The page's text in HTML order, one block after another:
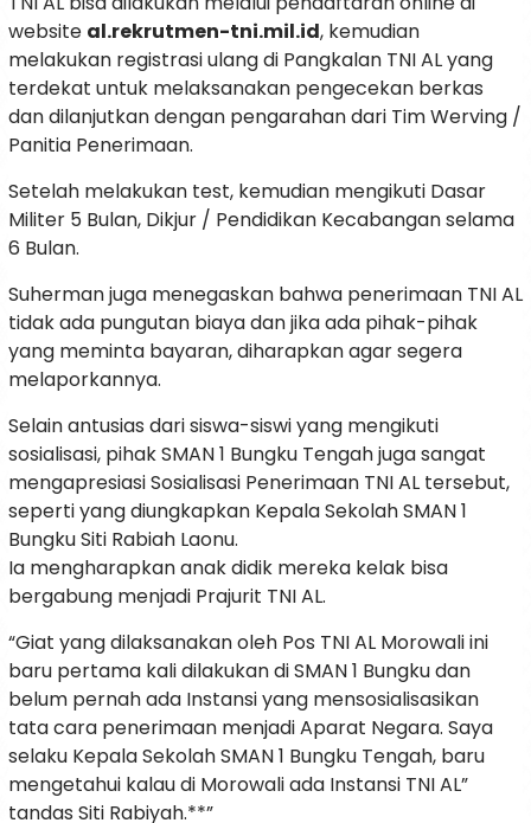
website al.rekrutmen-tni.mil.id, kemudian
melakukan registrasi ulang di Pangkalan TNI AL yang
terdekat untuk melaksanakan pengecekan berkas
dan dilanjutkan dengan pengarahan dari Tim Werving /
Panitia Penerimaan.
Setelah melakukan test, kemudian mengikuti Dasar
Militer 5 Bulan, Dikjur / Pendidikan Kecabangan selama
6 Bulan.
Suherman juga menegaskan bahwa penerimaan TNI AL
tidak ada pungutan biaya dan jika ada pihak-pihak
yang meminta bayaran, diharapkan agar segera
melaporkannya.
Selain antusias dari siswa-siswi yang mengikuti
sosialisasi, pihak SMAN 1 Bungku Tengah juga sangat
mengapresiasi Sosialisasi Penerimaan TNI AL tersebut,
seperti yang diungkapkan Kepala Sekolah SMAN 1
Bungku Siti Rabiah Laonu.
Ia mengharapkan anak didik mereka kelak bisa
bergabung menjadi Prajurit TNI AL.
“Giat yang dilaksanakan oleh Pos TNI AL Morowali ini
baru pertama kali dilakukan di SMAN 1 Bungku dan
belum pernah ada Instansi yang mensosialisasikan
tata cara penerimaan menjadi Aparat Negara. Saya
selaku Kepala Sekolah SMAN 1 Bungku Tengah, baru
mengetahui kalau di Morowali ada Instansi TNI AL”
tandas Siti Rabiyah.**”